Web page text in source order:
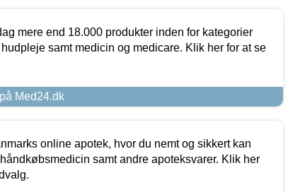
mere end 18.000 produkter inden for kategorier
samt medicin og medicare. Klik her for at se
Med24.dk
online apotek, hvor du nemt og sikkert kan
samt andre apoteksvarer. Klik her